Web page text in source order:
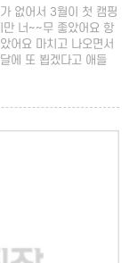
없어서 3월이 첫 캠핑
만 너~~무 좋았어요 항
어요 마치고 나오면서
에 또 뵙겠다고 애들